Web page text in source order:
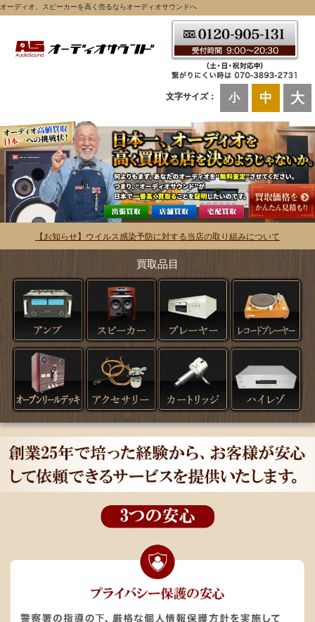
オーディオ、スピーカーを高く売るならオーディオサウンドへ
文字サイズ： 小 中 大
【お知らせ】ウイルス感染予防に対する当店の取り組みについて
買取品目